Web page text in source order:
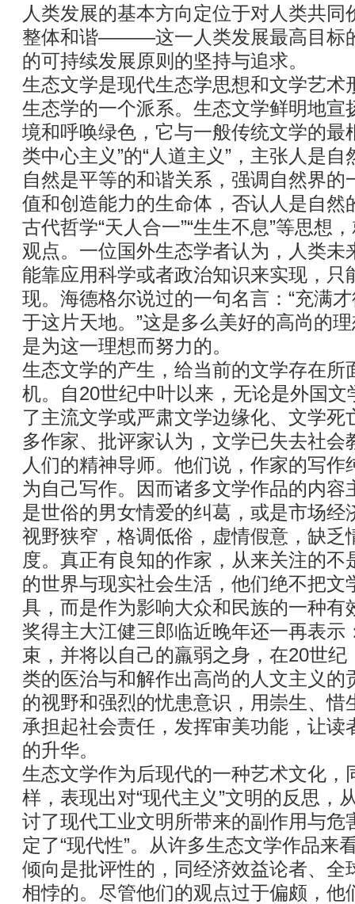
人类发展的基本方向定位于对人类共
整体和谐———这一人类发展最高目标
的可持续发展原则的坚持与追求。
生态文学是现代生态学思想和文学艺术
生态学的一个派系。生态文学鲜明地宣
境和呼唤绿色，它与一般传统文学的最
类中心主义”的“人道主义”，主张人是
自然是平等的和谐关系，强调自然界的
值和创造能力的生命体，否认人是自然
古代哲学“天人合一”“生生不息”等思想
观点。一位国外生态学者认为，人类未
能靠应用科学或者政治知识来实现，只
现。海德格尔说过的一句名言：“充满
于这片天地。”这是多么美好的高尚的
是为这一理想而努力的。
生态文学的产生，给当前的文学存在所
机。自20世纪中叶以来，无论是外国
了主流文学或严肃文学边缘化、文学死
多作家、批评家认为，文学已失去社会
人们的精神导师。他们说，作家的写作
为自己写作。因而诸多文学作品的内容
是世俗的男女情爱的纠葛，或是市场经
视野狭窄，格调低俗，虚情假意，缺乏
度。真正有良知的作家，从来关注的不
的世界与现实社会生活，他们绝不把文
具，而是作为影响大众和民族的一种有
奖得主大江健三郎临近晚年还一再表示
束，并将以自己的羸弱之身，在20世
类的医治与和解作出高尚的人文主义的
的视野和强烈的忧患意识，用崇生、惜
承担起社会责任，发挥审美功能，让读
的升华。
生态文学作为后现代的一种艺术文化，
样，表现出对“现代主义”文明的反思，
讨了现代工业文明所带来的副作用与危
定了“现代性”。从许多生态文学作品来
倾向是批评性的，同经济效益论者、全
相悖的。尽管他们的观点过于偏颇，他